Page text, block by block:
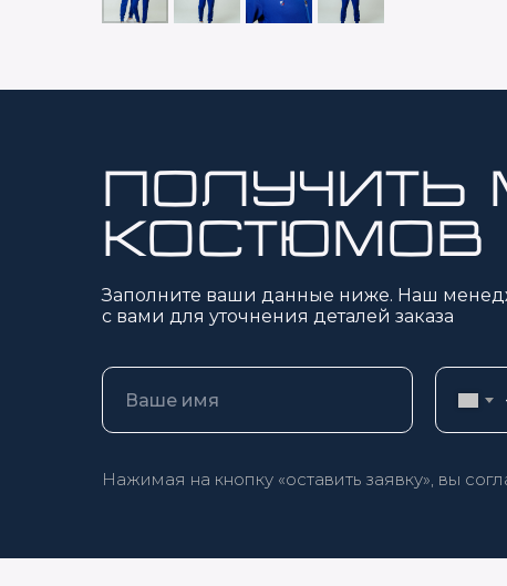
получить
костюмов
Заполните ваши данные ниже. Наш
с вами для уточнения деталей заказа
Нажимая на кнопку «оставить заявку», вы